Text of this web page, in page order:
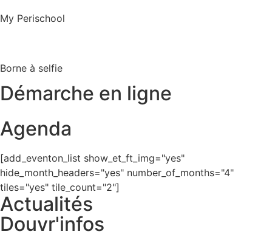
My Perischool
Borne à selfie
Démarche en ligne
Agenda
[add_eventon_list show_et_ft_img="yes"
hide_month_headers="yes" number_of_months="4"
tiles="yes" tile_count="2"]
Actualités
Douvr'infos